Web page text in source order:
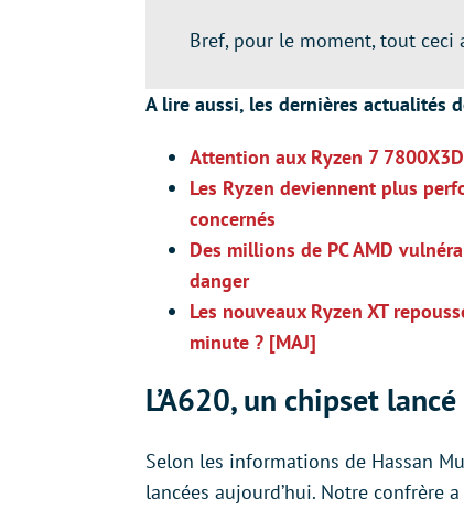
Bref, pour le moment, tout ceci
A lire aussi, les dernières actualités
Attention aux Ryzen 7
Les Ryzen deviennent plus
concernés
Des millions de PC AMD
danger
Les nouveaux Ryzen XT
minute ? [MAJ]
L’A620, un chipset
Selon les informations de Hassan
lancées aujourd’hui. Notre confrère